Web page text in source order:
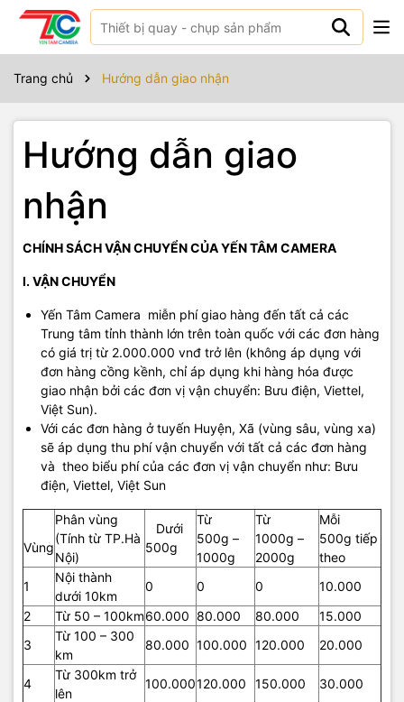
Trang chủ Hướng dẫn giao nhận
Hướng dẫn giao
nhận
CHÍNH SÁCH VẬN CHUYỂN CỦA YẾN TÂM CAMERA
I. VẬN CHUYỂN
Yến Tâm Camera miễn phí giao hàng đến tất cả các
Trung tâm tỉnh thành lớn trên toàn quốc với các đơn hàng
có giá trị từ 2.000.000 vnđ trở lên (không áp dụng với
đơn hàng cồng kềnh, chỉ áp dụng khi hàng hóa được
giao nhận bởi các đơn vị vận chuyển: Bưu điện, Viettel,
Việt Sun).
Với các đơn hàng ở tuyến Huyện, Xã (vùng sâu, vùng xa)
sẽ áp dụng thu phí vận chuyển với tất cả các đơn hàng
và theo biểu phí của các đơn vị vận chuyển như: Bưu
điện, Viettel, Việt Sun
Vùng
Phân vùng
(Tính từ TP.Hà
Nội)
Dưới
500g
Từ
500g –
1000g
Từ
1000g –
2000g
Mỗi
500g tiếp
theo
1
Nội thành
dưới 10km
0 0 0
10.000
2
Từ 50 – 100km60.000 80.000 80.000
15.000
3
Từ 100 – 300
km
80.000 100.000 120.000 20.000
4
Từ 300km trở
lên
100.000120.000 150.000 30.000